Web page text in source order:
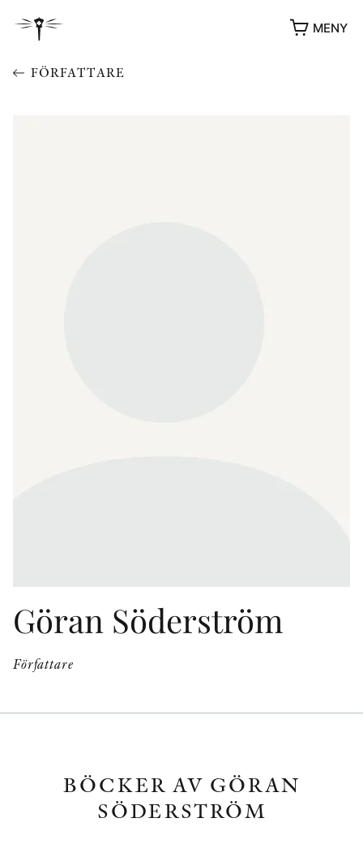
MENY
FÖRFATTARE
Göran Söderström
Författare
BÖCKER AV GÖRAN
SÖDERSTRÖM